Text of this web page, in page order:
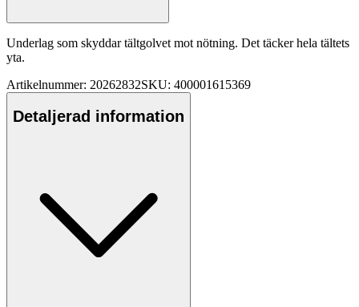
Underlag som skyddar tältgolvet mot nötning. Det täcker hela tältets
yta.
Artikelnummer: 20262832SKU: 400001615369
Detaljerad information